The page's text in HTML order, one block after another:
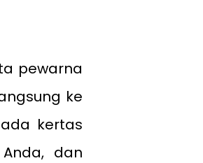
pewarna
ke
kertas
dan